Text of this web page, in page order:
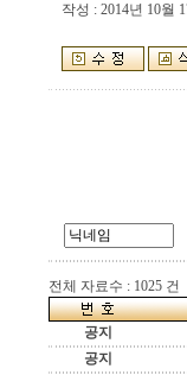
작성 : 2014년 10월
전체 자료수 : 1025 건
공지
공지